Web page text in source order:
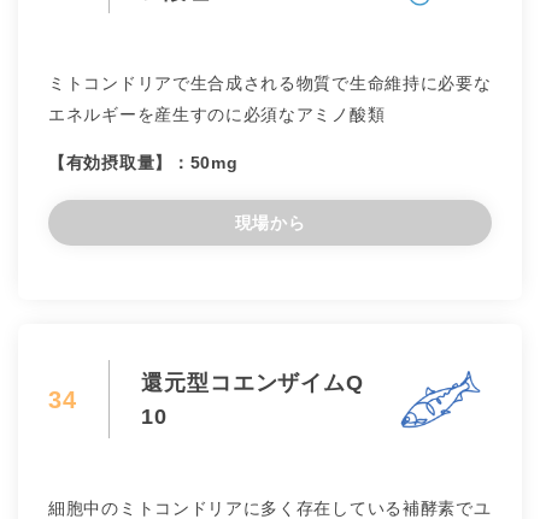
ミトコンドリアで生合成される物質で生命維持に必要な
エネルギーを産生すのに必須なアミノ酸類
【有効摂取量】：50mg
現場から
34
還元型コエンザイムQ
10
細胞中のミトコンドリアに多く存在している補酵素でユ